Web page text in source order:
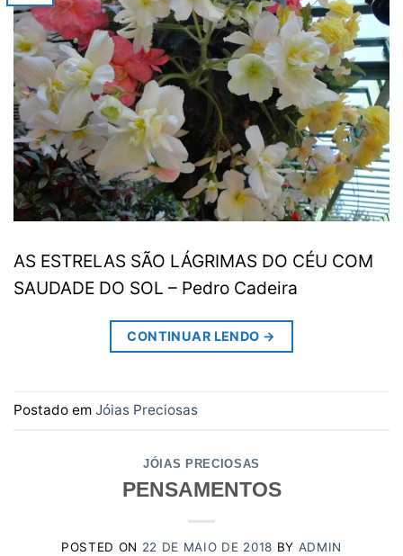
AS ESTRELAS SÃO LÁGRIMAS DO CÉU COM
SAUDADE DO SOL – Pedro Cadeira
CONTINUAR LENDO →
Postado em Jóias Preciosas
JÓIAS PRECIOSAS
PENSAMENTOS
POSTED ON 22 DE MAIO DE 2018 BY ADMIN